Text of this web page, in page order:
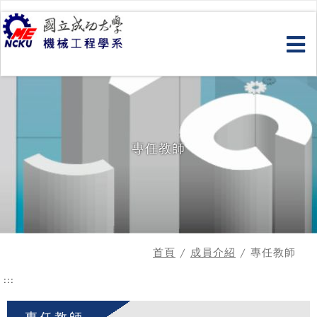
跳
到
主
要
容
專任教師
首頁 / 成員介紹 / 專任教師
:::